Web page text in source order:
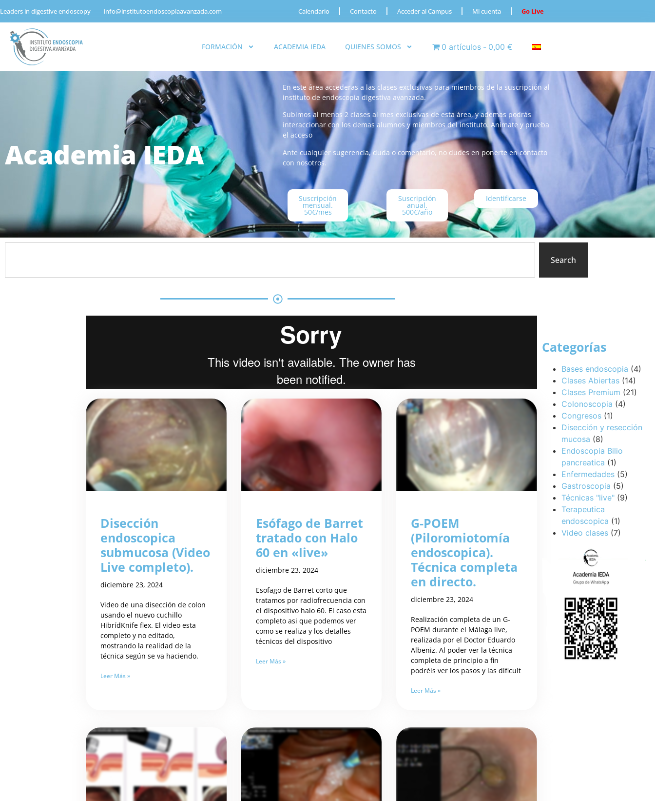
Leaders in digestive endoscopy info@institutoendoscopiaavanzada.com Calendario Contacto Acceder al Campus Mi cuenta Go Live
FORMACIÓN ACADEMIA IEDA QUIENES SOMOS 0 artículos 0,00 €
Academia IEDA
En este área accederas a las clases exclusivas para miembros de la suscripción al
instituto de endoscopia digestiva avanzada.
Subimos al menos 2 clases al mes exclusivas de esta área, y ademas podrás
interaccionar con los demas alumnos y miembros del instituto. Animate y prueba
el acceso
Ante cualquier sugerencia, duda o comentario, no dudes en ponerte en contacto
con nosotros.
Suscripción
mensual.
50€/mes
Suscripción
anual.
500€/año
Identificarse
Search
Disección
endoscopica
submucosa (Video
Live completo).
diciembre 23, 2024
Video de una disección de colon
usando el nuevo cuchillo
HibrídKnife flex. El video esta
completo y no editado,
mostrando la realidad de la
técnica según se va haciendo.
Leer Más »
Esófago de Barret
tratado con Halo
60 en «live»
diciembre 23, 2024
Esofago de Barret corto que
tratamos por radiofrecuencia con
el dispositivo halo 60. El caso esta
completo asi que podemos ver
como se realiza y los detalles
técnicos del dispositivo
Leer Más »
G-POEM
(Piloromiotomía
endoscopica).
Técnica completa
en directo.
diciembre 23, 2024
Realización completa de un G-
POEM durante el Málaga live,
realizada por el Doctor Eduardo
Albeniz. Al poder ver la técnica
completa de principio a fin
podréis ver los pasos y las dificult
Leer Más »
Categorías
Bases endoscopia (4)
Clases Abiertas (14)
Clases Premium (21)
Colonoscopia (4)
Congresos (1)
Disección y resección
mucosa (8)
Endoscopia Bilio
pancreatica (1)
Enfermedades (5)
Gastroscopia (5)
Técnicas "live" (9)
Terapeutica
endoscopica (1)
Video clases (7)